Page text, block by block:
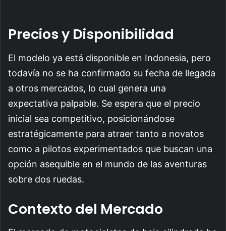
Precios y Disponibilidad
El modelo ya está disponible en Indonesia, pero
todavía no se ha confirmado su fecha de llegada
a otros mercados, lo cual genera una
expectativa palpable. Se espera que el precio
inicial sea competitivo, posicionándose
estratégicamente para atraer tanto a novatos
como a pilotos experimentados que buscan una
opción asequible en el mundo de las aventuras
sobre dos ruedas.
Contexto del Mercado